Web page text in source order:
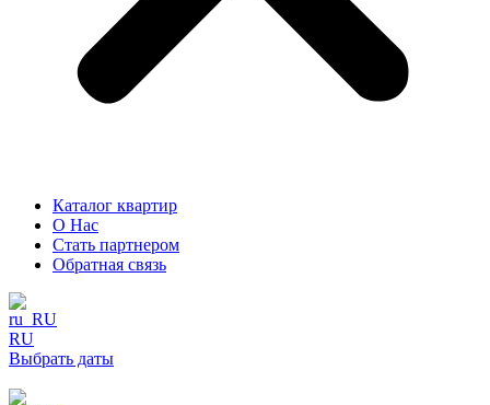
Каталог квартир
О Нас
Стать партнером
Обратная связь
RU
Выбрать даты